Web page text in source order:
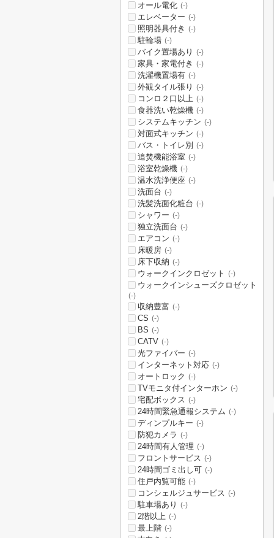
オール電化 (-)
エレベーター (-)
照明器具付き (-)
駐輪場 (-)
バイク置場あり (-)
家具・家電付き (-)
洗濯機置場有 (-)
外観タイル張り (-)
コンロ２口以上 (-)
食器洗い乾燥機 (-)
システムキッチン (-)
対面式キッチン (-)
バス・トイレ別 (-)
追焚機能浴室 (-)
浴室乾燥機 (-)
温水洗浄便座 (-)
洗面台 (-)
洗髪洗面化粧台 (-)
シャワー (-)
独立洗面台 (-)
エアコン (-)
床暖房 (-)
床下収納 (-)
ウォークインクロゼット (-)
ウォークインシューズクロゼット
(-)
収納豊富 (-)
CS (-)
BS (-)
CATV (-)
光ファイバー (-)
インターネット対応 (-)
オートロック (-)
TVモニタ付インターホン (-)
宅配ボックス (-)
24時間緊急通報システム (-)
ディンプルキー (-)
防犯カメラ (-)
24時間有人管理 (-)
フロントサービス (-)
24時間ゴミ出し可 (-)
住戸内覧可能 (-)
コンシェルジュサービス (-)
駐車場あり (-)
2階以上 (-)
最上階 (-)